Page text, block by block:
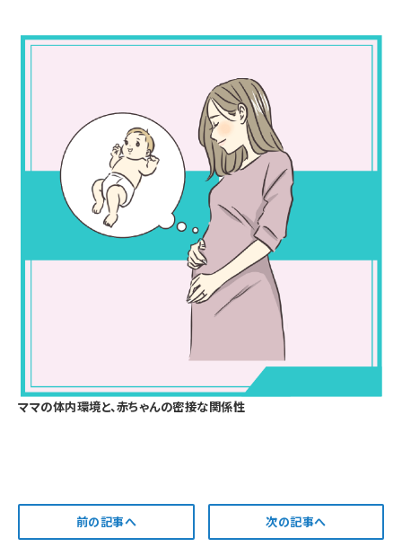
ママの体内環境と、赤ちゃんの密接な関係性
前の記事へ 次の記事へ